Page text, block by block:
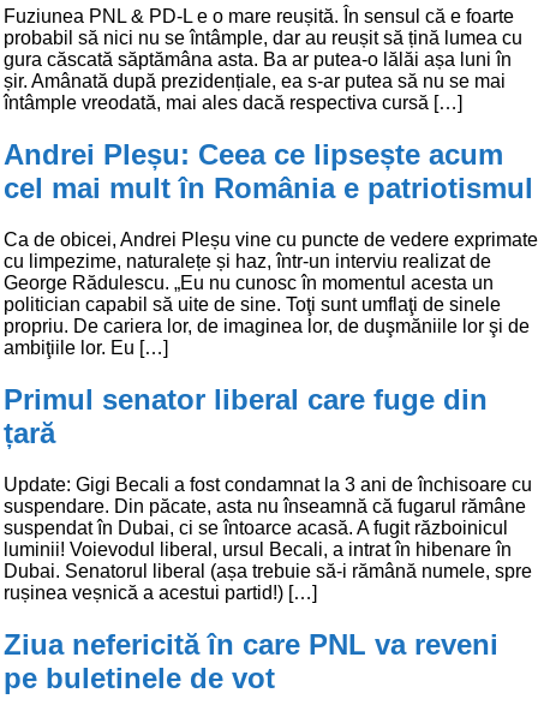
Fuziunea PNL & PD-L e o mare reușită. În sensul că e foarte
probabil să nici nu se întâmple, dar au reușit să țină lumea cu
gura căscată săptămâna asta. Ba ar putea-o lălăi așa luni în
șir. Amânată după prezidențiale, ea s-ar putea să nu se mai
întâmple vreodată, mai ales dacă respectiva cursă […]
Andrei Pleșu: Ceea ce lipsește acum
cel mai mult în România e patriotismul
Ca de obicei, Andrei Pleșu vine cu puncte de vedere exprimate
cu limpezime, naturalețe și haz, într-un interviu realizat de
George Rădulescu. „Eu nu cunosc în momentul acesta un
politician capabil să uite de sine. Toţi sunt umflaţi de sinele
propriu. De cariera lor, de imaginea lor, de duşmăniile lor şi de
ambiţiile lor. Eu […]
Primul senator liberal care fuge din
țară
Update: Gigi Becali a fost condamnat la 3 ani de închisoare cu
suspendare. Din păcate, asta nu înseamnă că fugarul rămâne
suspendat în Dubai, ci se întoarce acasă. A fugit războinicul
luminii! Voievodul liberal, ursul Becali, a intrat în hibenare în
Dubai. Senatorul liberal (așa trebuie să-i rămână numele, spre
rușinea veșnică a acestui partid!) […]
Ziua nefericită în care PNL va reveni
pe buletinele de vot